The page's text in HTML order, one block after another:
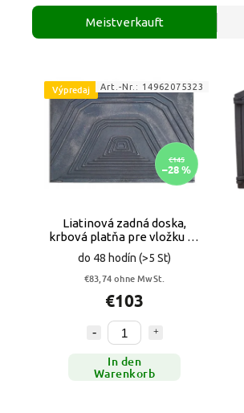
Meistverkauft
Výpredaj
€145
–28 %
Liatinová zadná doska,
krbová platňa pre vložku do
krbu B 1 VYPR
do 48 hodín (>5 St)
€83,74 ohne MwSt.
€103
In den
Warenkorb
Art.-Nr.: 14962075323